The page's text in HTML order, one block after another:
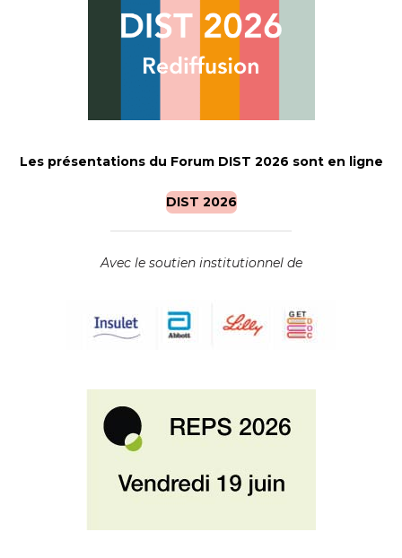
Les présentations du Forum DIST 2026 sont en ligne
DIST 2026
Avec le soutien institutionnel de